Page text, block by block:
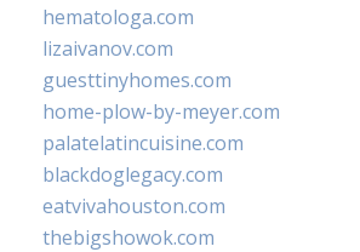
hematologa.com
lizaivanov.com
guesttinyhomes.com
home-plow-by-meyer.com
palatelatincuisine.com
blackdoglegacy.com
eatvivahouston.com
thebigshowok.com